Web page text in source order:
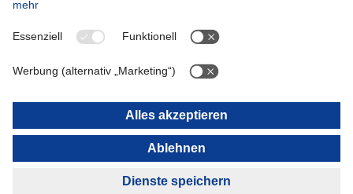
Switzerland
OCEANIA